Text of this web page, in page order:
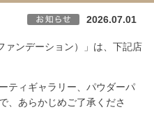
2026.07.01
ァンデーション）」は、下記店
ティギャラリー、パウダーパ
、あらかじめご了承くださ